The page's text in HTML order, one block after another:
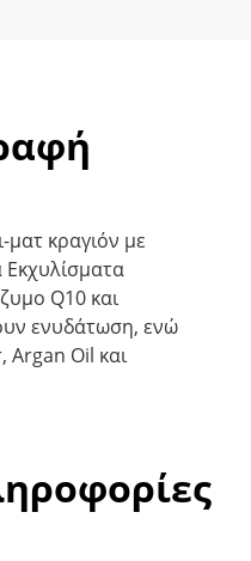
ματ κραγιόν με
Q10 και
ενυδάτωση, ενώ
Oil και